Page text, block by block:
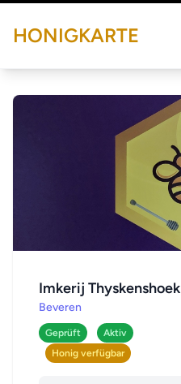
HONIGKARTE
Imkerij Thyskenshoek
Beveren
Geprüft
Aktiv
Honig verfügbar